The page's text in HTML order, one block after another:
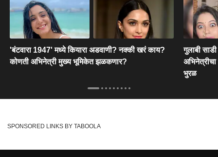
'बंटवारा 1947' मध्ये कियारा अडवाणी? नक्की खरं काय?
कोणती अभिनेत्री मुख्य भूमिकेत झळकणार?
गुलाबी
भुरळ
SPONSORED LINKS BY TABOOLA